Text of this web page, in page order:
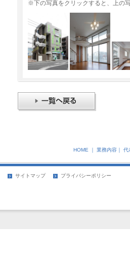
※下の写真をクリックすると、上の
HOME ｜ 業務内容｜ 代
サイトマップ プライバシーポリシー